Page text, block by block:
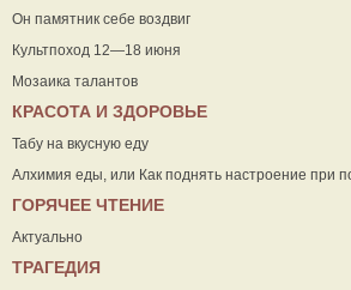
Он памятник себе воздвиг
Культпоход 12—18 июня
Мозаика талантов
КРАСОТА И ЗДОРОВЬЕ
Табу на вкусную еду
Алхимия еды, или Как поднять настроение при
ГОРЯЧЕЕ ЧТЕНИЕ
Актуально
ТРАГЕДИЯ